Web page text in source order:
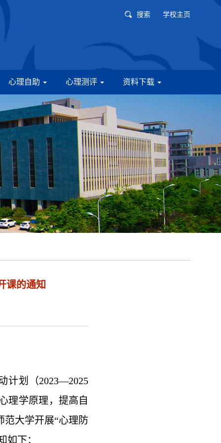
搜索 学校主页
心理自助 心理测评 资料下载
课的通知
计划（2023—2025
理学原理，提高自
大学开展“心理防
下：